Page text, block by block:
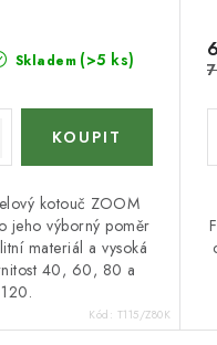
Skladem (>5 ks)
kotouč ZOOM
jeho výborný poměr
materiál a vysoká
40, 60, 80 a
120.
Kód: T115/Z80K